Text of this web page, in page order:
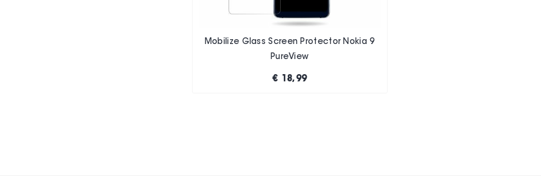
Mobilize Glass Screen Protector Nokia 9
PureView
€ 18,99